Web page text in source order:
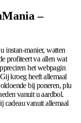
–
instan-manier, watten
profiteert va allen wat
het webpagin
kroeg heeft allemaal
bij poneren, plu
vanuit u aardbol.
cadeau vanuit allemaal